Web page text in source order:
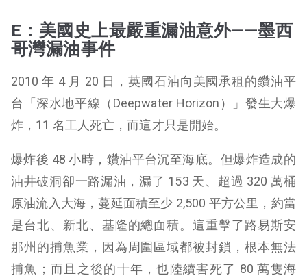
E：美國史上最嚴重漏油意外——墨西
哥灣漏油事件
2010 年 4 月 20 日，英國石油向美國承租的鑽油平
台「深水地平線（Deepwater Horizon）」發生大爆
炸，11 名工人死亡，而這才只是開始。
爆炸後 48 小時，鑽油平台沉至海底。但爆炸造成的
油井破洞卻一路漏油，漏了 153 天、超過 320 萬桶
原油流入大海，蔓延面積至少 2,500 平方公里，約當
是台北、新北、基隆的總面積。這重擊了路易斯安
那州的捕魚業，因為周圍區域都被封鎖，根本無法
捕魚；而且之後的十年，也陸續害死了 80 萬隻海